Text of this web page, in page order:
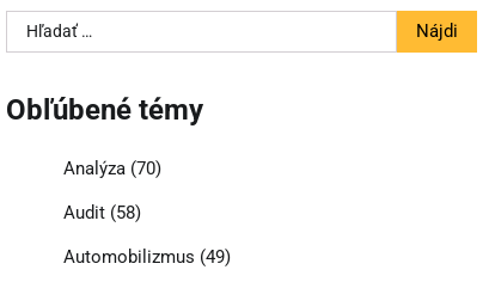
Hľadať:
Obľúbené témy
Analýza(70)
Audit(58)
Automobilizmus (49)